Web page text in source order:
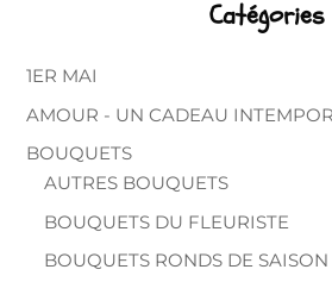
Catégories
1ER MAI
AMOUR - UN CADEAU
BOUQUETS
AUTRES BOUQUETS
BOUQUETS DU FLEURISTE
BOUQUETS RONDS DE SAISON